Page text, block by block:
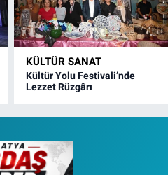
KÜLTÜR SANAT
Kültür Yolu Festivali’nde
Lezzet Rüzgârı